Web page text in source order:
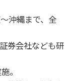
沖縄まで、全
券会社なども研
。